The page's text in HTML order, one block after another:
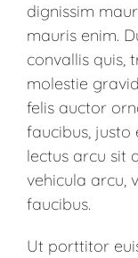
dignissim
mauris enim.
convallis quis,
molestie
felis auctor
faucibus,
lectus arcu sit
vehicula arcu,
faucibus.
Ut porttitor